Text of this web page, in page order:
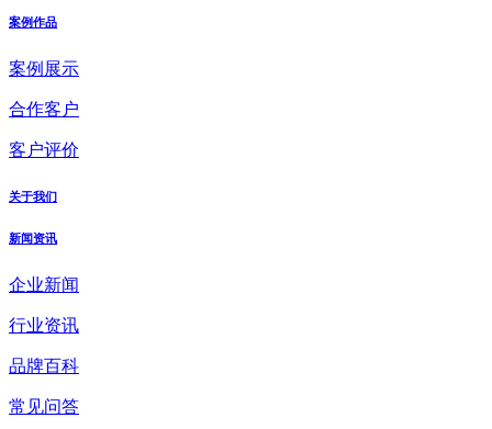
案例作品
案例展示
合作客户
客户评价
关于我们
新闻资讯
企业新闻
行业资讯
品牌百科
常见问答